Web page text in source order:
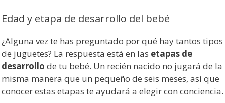
Edad y etapa de desarrollo del bebé
¿Alguna vez te has preguntado por qué hay tantos tipos
de juguetes? La respuesta está en las etapas de
desarrollo de tu bebé. Un recién nacido no jugará de la
misma manera que un pequeño de seis meses, así que
conocer estas etapas te ayudará a elegir con conciencia.